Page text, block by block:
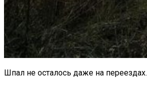
Шпал не осталось даже на переездах.